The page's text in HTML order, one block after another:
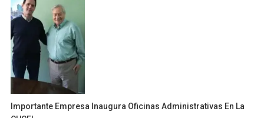
Importante Empresa Inaugura Oficinas Administrativas En La